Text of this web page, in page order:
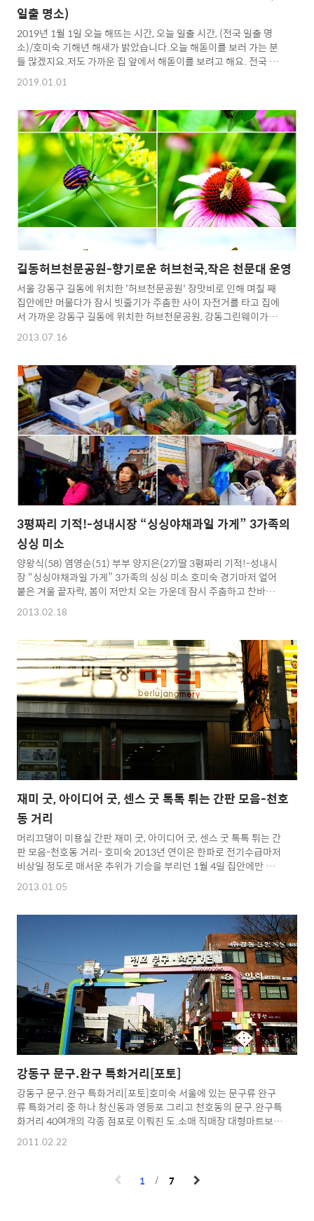
일출 명소)
2019년 1월 1일 오늘 해뜨는 시간, 오늘 일출 시간, (전국 일출 명
소)/호미숙 기해년 해새가 밝았습니다.오늘 해돋이를 보러 가는 분
들 많겠지요.저도 가까운 집 앞에서 해돋이를 보려고 해요. 전국 해
돋이 오늘 해뜨는 시간일출 시간을 알려드리고 전국 일출명소. 해돋
이 명소의 시간도 알려드려요. 새해 복 많이 받으세요.강릉일출
07:41포항일출 07:33군산일출 07:43거제일출 07:33여수일출
07:36 정동진일출 07:40 하늘공원일출 07:47 울릉도일출 07:31
독도일출 07:31 태백산일출 07:38 꽃지해안공원일출 07:46 호미
곶일출 07:33 변산반도일출 07:43 간절곶일출 07:32
2019.01.01
길동허브천문공원-향기로운 허브천국,작은 천문대 운영
서울 강동구 길동에 위치한 '허브천문공원' 장맛비로 인해 며칠 째
집안에만 머물다가 잠시 빗줄기가 주춤한 사이 자전거를 타고 집에
서 가까운 강동구 길동에 위치한 허브천문공원, 강동그린웨이가족
캠프장, 길동생태공원과 보리밥집으로 유명한 길동맛집 ‘마드레’를
다녀왔습니다. 먹구름 사이로 파란 하늘이 조금씩 보이고 구름도 바
시민여러분들이 허브향이 가득한 허브천문공원을 산책하고 있었습
니다. 허브천문공원에는 수 십 종의 허브를 재배하고 있는데 관리는
자원봉사자의 봉사로만 운영이 되고 있는 곳입니다. 허브천문공원
에 올라서면 강동구 일대를 한 눈에 바라볼 수 있는 위치입니다. 허
브천문공원에는 계절마다 다양한 꽃들이 피고지고 오가는 사람들
에게 향기로움을 선사합..
2013.07.16
3평짜리 기적!-성내시장 “싱싱야채과일 가게” 3가족의
싱싱 미소
양왕식(58) 염영순(51) 부부 양지은(27)딸 3평짜리 기적!-성내시
장 “싱싱야채과일 가게” 3가족의 싱싱 미소 호미숙 경기마저 얼어
붙은 겨울 끝자락, 봄이 저만치 오는 가운데 잠시 주춤하고 찬바람
이 유난히 많이 불던 날, 설 명절 지나 손님들 발길마저 뜸한 성내시
장 내 유일하게 붐비는 곳, 아저씨의 구수한 입담은 지나가는 누구
400만원과 하루 최고 기록이 900만원이라는 야채가게! 아저씨는
“지남철” 이라는 별명까지 얻을 정도로 마법을 가진 싱싱야채과일
가게 성공 노하우을 알아보자 아저씨의 주식 투자로 모든 재산을 날
린 뒤, 절망의 끝에서 부여잡은 마지막 수단의 세평짜리 싱싱야채
가게, 특히 현대화되지도 않은 전통시장에서 억대의 신화..
2013.02.18
재미 굿, 아이디어 굿, 센스 굿 톡톡 튀는 간판 모음-천호
동 거리
머리끄댕이 미용실 간판 재미 굿, 아이디어 굿, 센스 굿 톡톡 튀는 간
판 모음-천호동 거리- 호미숙 2013년 연이은 한파로 전기수급마저
비상일 정도로 매서운 추위가 기승을 부리던 1월 4일 집안에만 있
기보다 뭔가 차가움 속에 맑음을 깨우기 위해 사진기 들고 천호동
골목길 투어하려 길을 나섰습니다. 한파로 최고 낮은 수은주를 기록
으로 한걸음씩 내디뎠습니다. 매서운 추위에 시장골목도 조용하고
발길 닿는 대로 움직이다 보니 고분다리 시장을 지나 골목길에 접어
들었습니다. 시장풍경과 골목길 풍경 사진을 담다보니 유난히 재미
있는 간판들과 상호들이 눈에 들어왔습니다. 이때부터 골목길 투어
겸 센스 있고 톡톡 튀는 상호를 찾아 두 시간 이상 천호동 골목골..
2013.01.05
강동구 문구.완구 특화거리[포토]
강동구 문구.완구 특화거리[포토]호미숙 서울에 있는 문구류 완구
류 특화거리 중 하나 창신동과 영등포 그리고 천호동의 문구.완구특
화거리 40여개의 각종 점포로 이뤄진 도.소매 직매장 대형마트보다
싸게 판매하는 곳.
2011.02.22
1 7